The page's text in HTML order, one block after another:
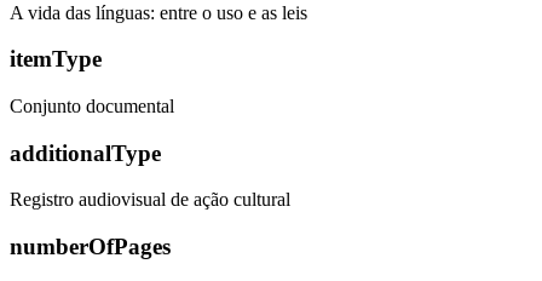
A vida das línguas: entre o uso e as leis
itemType
Conjunto documental
additionalType
Registro audiovisual de ação cultural
numberOfPages